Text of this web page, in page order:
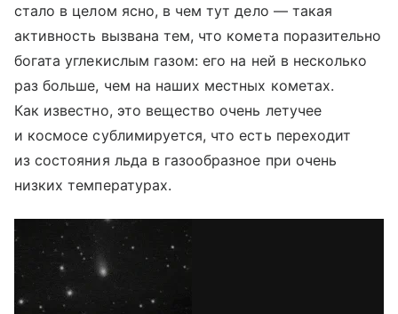
стало в целом ясно, в чем тут дело — такая
активность вызвана тем, что комета поразительно
богата углекислым газом: его на ней в несколько
раз больше, чем на наших местных кометах.
Как известно, это вещество очень летучее
и космосе сублимируется, что есть переходит
из состояния льда в газообразное при очень
низких температурах.